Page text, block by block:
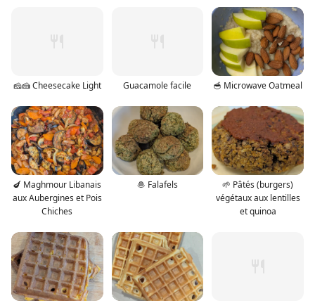
🧀🍰 Cheesecake Light Guacamole facile 🥣 Microwave Oatmeal
🍆 Maghmour Libanais
aux Aubergines et Pois
Chiches
🧆 Falafels
🌱 Pâtés (burgers)
végétaux aux lentilles
et quinoa